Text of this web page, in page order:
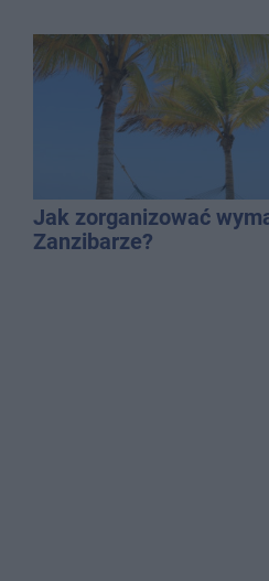
Jak zorganizować
Zanzibarze?